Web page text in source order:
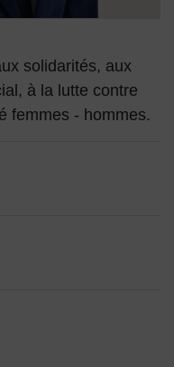
solidarités, aux
à la lutte contre
femmes - hommes.